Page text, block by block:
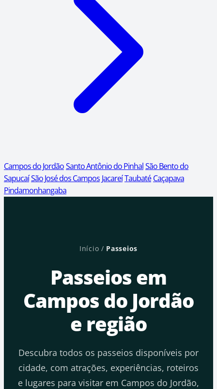
Campos do JordãoSanto Antônio do PinhalSão Bento do
SapucaíSão José dos Campos JacareíTaubaté Caçapava
Pindamonhangaba
Início / Passeios
Passeios em
Campos do Jordão
e região
Descubra todos os passeios disponíveis por
cidade, com atrações, experiências, roteiros
e lugares para visitar em Campos do Jordão,